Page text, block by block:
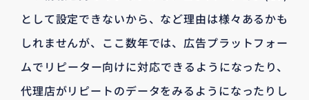
として設定できないから、など理由は様々あるかも
しれませんが、ここ数年では、広告プラットフォー
ムでリピーター向けに対応できるようになったり、
代理店がリピートのデータをみるようになったりし